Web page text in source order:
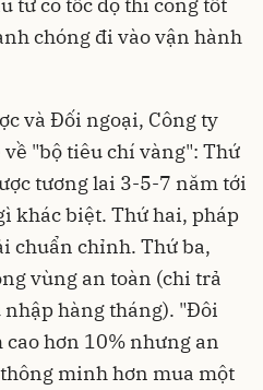
chóng đi vào vận hành
và Đối ngoại, Công ty
"bộ tiêu chí vàng": Thứ
tương lai 3-5-7 năm tới
khác biệt. Thứ hai, pháp
chuẩn chỉnh. Thứ ba,
vùng an toàn (chi trả
hàng tháng). "Đôi
hơn 10% nhưng an
minh hơn mua một